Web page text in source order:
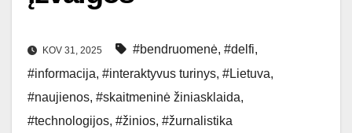
KOV 31, 2025 #bendruomenė, #delfi,
#informacija, #interaktyvus turinys, #Lietuva,
#naujienos, #skaitmeninė žiniasklaida,
#technologijos, #žinios, #žurnalistika